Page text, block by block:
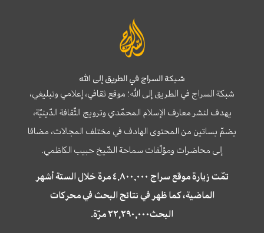
شبكة السراج في الطريق إلى الله
شبكة السراج في الطريق إلى الله؛ موقع ثقافي، إعلامي وتبليغي،
يهدف لنشر معارف الإسلام المحمّدي وترويج الثّقافة الدّينيّة،
يضمّ بساتين من المحتوى الهادف في مختلف المجالات، مضافا
إلى محاضرات ومؤلّفات سماحة الشّيخ حبيب الكاظمي.
تمّت زيارة موقع سراج ٤,٨٠٠,٠٠٠ مرة خلال الستة أشهر
الماضية، كما ظهر في نتائج البحث في محركات
البحث٢٢,٢٩٠,٠٠٠ مرّة.